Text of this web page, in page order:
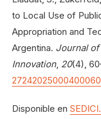
to Local Use of
Appropriation and
Argentina. Journal of
Innovation, 20(4),
27242025000400060
Disponible en